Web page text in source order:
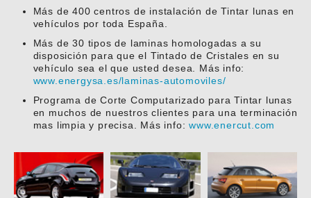
Más de 400 centros de instalación de Tintar lunas en
vehículos por toda España.
Más de 30 tipos de laminas homologadas a su
disposición para que el Tintado de Cristales en su
vehículo sea el que usted desea. Más info:
www.energysa.es/laminas-automoviles/
Programa de Corte Computarizado para Tintar lunas
en muchos de nuestros clientes para una terminación
mas limpia y precisa. Más info:www.enercut.com